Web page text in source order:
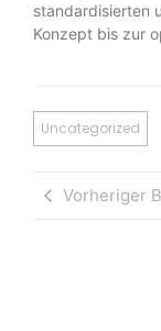
standardisierten
Konzept bis zur
Uncategorized
Vorheriger